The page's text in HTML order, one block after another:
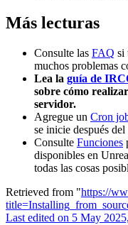
Más lecturas
Consulte las FAQ si
muchos problemas
Lea la guía de
sobre cómo
servidor.
Agregue un Cron
se inicie después
Consulte Funciones
disponibles en
todas las cosas
Retrieved from "https://
Last edited on 5 May